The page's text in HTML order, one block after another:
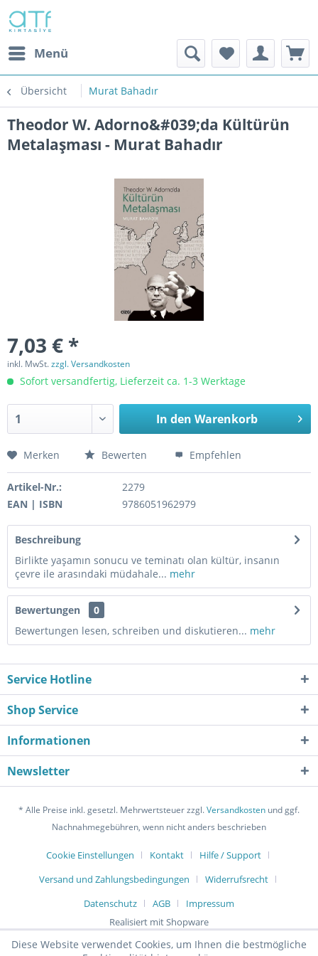
Menü
Übersicht Murat Bahadır
Theodor W. Adorno&#039;da Kültürün
Metalaşması - Murat Bahadır
7,03 € *
inkl. MwSt.zzgl. Versandkosten
Sofort versandfertig, Lieferzeit ca. 1-3 Werktage
In den Warenkorb
Merken Bewerten Empfehlen
Artikel-Nr.:
2279
EAN | ISBN
9786051962979
Beschreibung
Birlikte yaşamın sonucu ve teminatı olan kültür, insanın
çevre ile arasındaki müdahale... mehr
Bewertungen
0
Bewertungen lesen, schreiben und diskutieren... mehr
Service Hotline
Shop Service
Informationen
Newsletter
* Alle Preise inkl. gesetzl. Mehrwertsteuer zzgl.Versandkosten und ggf.
Nachnahmegebühren, wenn nicht anders beschrieben
Cookie Einstellungen Kontakt
Hilfe / Support
Versand und Zahlungsbedingungen
Widerrufsrecht
Datenschutz
AGB
Impressum
Realisiert mit Shopware
Diese Website verwendet Cookies, um Ihnen die bestmögliche